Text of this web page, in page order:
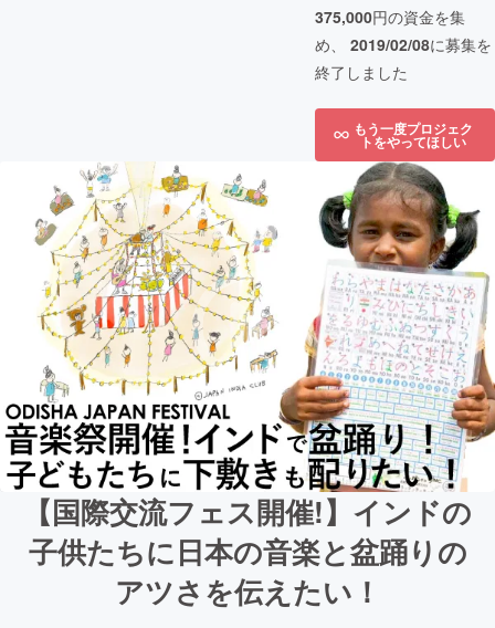
375,000円の資金を集
め、 2019/02/08に募集を
終了しました
もう一度プロジェク
トをやってほしい
【国際交流フェス開催!】インドの
子供たちに日本の音楽と盆踊りの
アツさを伝えたい！